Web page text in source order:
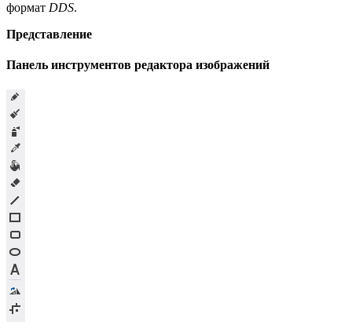
формат DDS.
Представление
Панель инструментов редактора изображений